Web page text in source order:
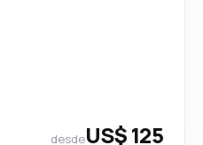
desdeUS$ 125